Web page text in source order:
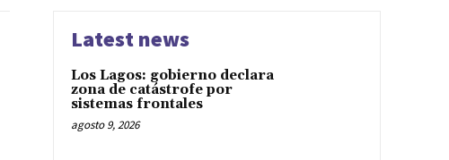
Latest news
Los Lagos: gobierno declara
zona de catástrofe por
sistemas frontales
agosto 9, 2026